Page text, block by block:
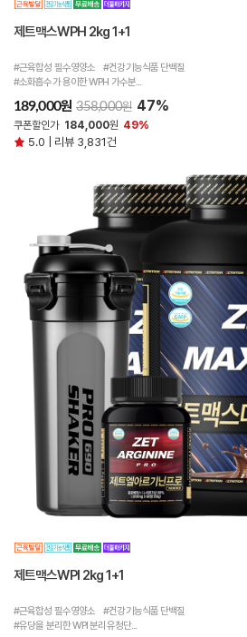
제트맥스WPH 2kg 1+1
#근육합성 필수영양소 #건강기능식품 단백질
#소화흡수가 용이한 WPH 가수분...
189,000원 358,000원 47%
쿠폰할인가 184,000원 49%
5.0 | 리뷰 3,831건
제트맥스WPI 2kg 1+1
#근육합성 필수영양소 #건강기능식품 단백질
#유당을 분리한 WPI 분리유청단...